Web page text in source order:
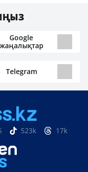
Google
жаңалықтар
Telegram
523k 17k